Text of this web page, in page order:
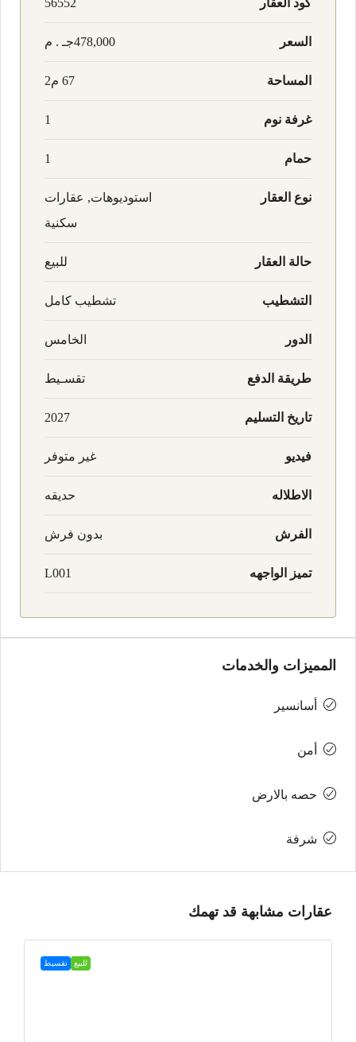
كود العقار 56552
السعر 478,000جـ . م
المساحة 67 م2
غرفة نوم 1
حمام 1
نوع العقار
استوديوهات, عقارات
سكنية
حالة العقار للبيع
التشطيب تشطيب كامل
الدور الخامس
طريقة الدفع تقسـيط
تاريخ التسليم 2027
فيديو غير متوفر
الاطلاله حديقه
الفرش بدون فرش
تميز الواجهه L001
المميزات والخدمات
أسانسير
أمن
حصه بالارض
شرفة
عقارات مشابهة قد تهمك
للبيع تقسيط